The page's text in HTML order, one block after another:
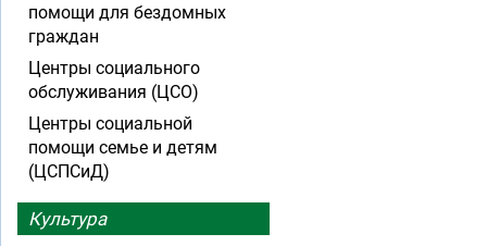
помощи для бездомных
граждан
Центры социального
обслуживания (ЦСО)
Центры социальной
помощи семье и детям
(ЦСПСиД)
Культура